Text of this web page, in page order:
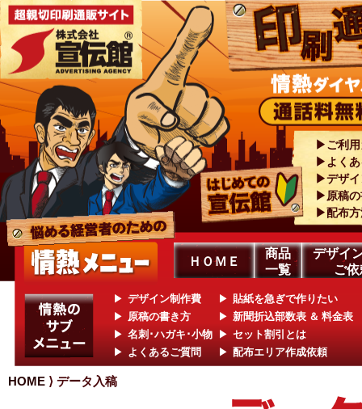
ご利
よく
デザ
原稿
配布
ＨＯＭＥ
商品
一覧
デザイ
ご
デザイン制作費
貼紙を急ぎで作りたい
原稿の書き方
新聞折込部数表 ＆ 料金表
名刺･ハガキ･小物
セット割引とは
よくあるご質問
配布エリア作成依頼
HOME ⟩ データ入稿